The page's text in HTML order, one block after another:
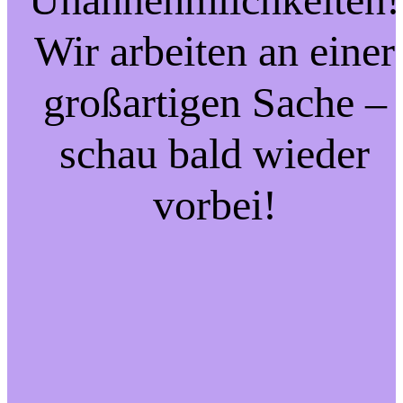
Wir arbeiten an einer
großartigen Sache –
schau bald wieder
vorbei!